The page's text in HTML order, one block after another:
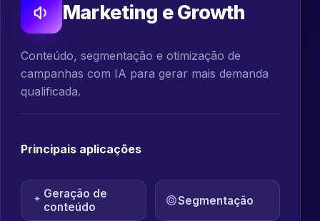
Marketing e Growth
Conteúdo, segmentação e otimização de
campanhas com IA para gerar mais demanda
qualificada.
Principais aplicações
Geração de
conteúdo
Segmentação